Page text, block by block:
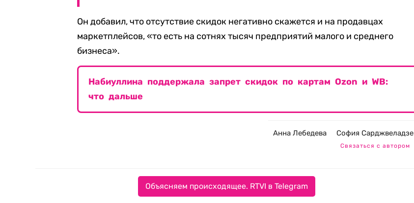
Он добавил, что отсутствие скидок негативно скажется и на продавцах
маркетплейсов, «то есть на сотнях тысяч предприятий малого и среднего
бизнеса».
Набиуллина поддержала запрет скидок по картам Ozon и WB:
что дальше
Анна Лебедева София Сарджвеладзе
Связаться с автором
Объясняем происходящее. RTVI в Telegram